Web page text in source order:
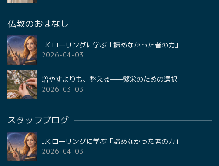
仏教のおはなし
J.K.ローリングに学ぶ「諦めなかった者の力」
2026-04-03
増やすよりも、整える——繁栄のための選択
2026-03-03
スタッフブログ
J.K.ローリングに学ぶ「諦めなかった者の力」
2026-04-03